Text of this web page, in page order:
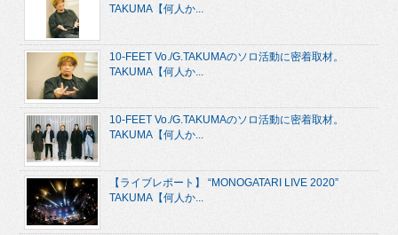
TAKUMA【何人か...
10-FEET Vo./G.TAKUMAのソロ活動に密着取材。
TAKUMA【何人か...
10-FEET Vo./G.TAKUMAのソロ活動に密着取材。
TAKUMA【何人か...
【ライブレポート】 “MONOGATARI LIVE 2020”
TAKUMA【何人か...